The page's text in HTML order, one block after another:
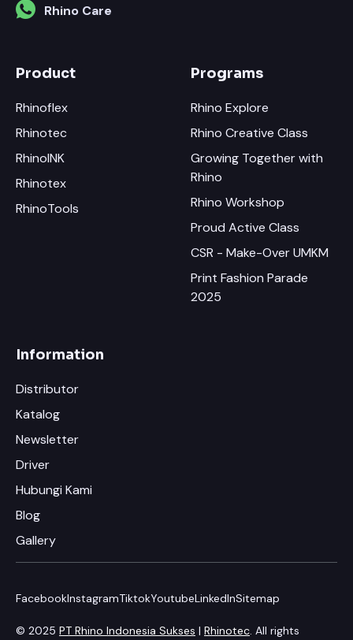
Rhino Care
Product
Rhinoflex
Rhinotec
RhinoINK
Rhinotex
RhinoTools
Programs
Rhino Explore
Rhino Creative Class
Growing Together with
Rhino
Rhino Workshop
Proud Active Class
CSR - Make-Over UMKM
Print Fashion Parade
2025
Information
Distributor
Katalog
Newsletter
Driver
Hubungi Kami
Blog
Gallery
FacebookInstagramTiktokYoutubeLinkedInSitemap
© 2025 PT Rhino Indonesia Sukses | Rhinotec. All rights